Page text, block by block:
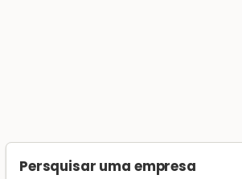
Persquisar uma empresa